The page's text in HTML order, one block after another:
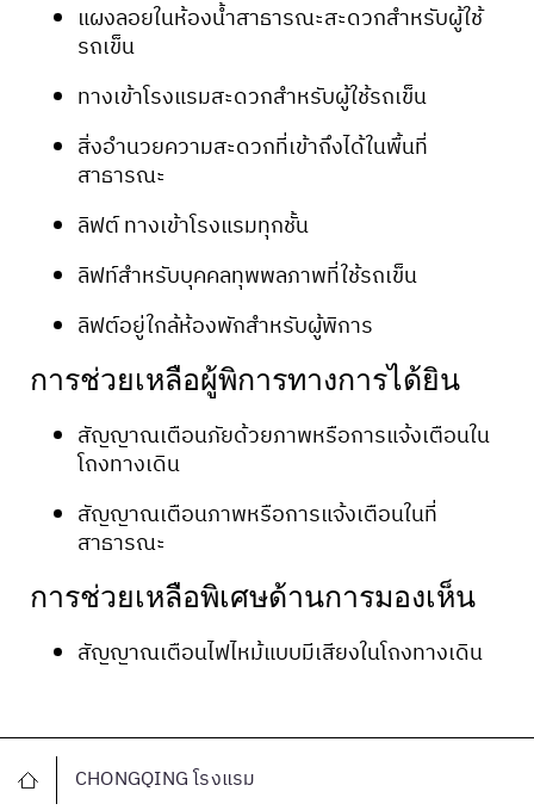
แผงลอยในห้องน้ำสาธารณะสะดวกสำหรับผู้ใช้
รถเข็น
ทางเข้าโรงแรมสะดวกสำหรับผู้ใช้รถเข็น
สิ่งอำนวยความสะดวกที่เข้าถึงได้ในพื้นที่
สาธารณะ
ลิฟต์ ทางเข้าโรงแรมทุกชั้น
ลิฟท์สำหรับบุคคลทุพพลภาพที่ใช้รถเข็น
ลิฟต์อยู่ใกล้ห้องพักสำหรับผู้พิการ
การช่วยเหลือผู้พิการทางการได้ยิน​
สัญญาณเตือนภัยด้วยภาพหรือการแจ้งเตือนใน
โถงทางเดิน
สัญญาณเตือนภาพหรือการแจ้งเตือนในที่
สาธารณะ
การช่วยเหลือพิเศษด้านการมองเห็น​
สัญญาณเตือนไฟไหม้แบบมีเสียงในโถงทางเดิน
CHONGQING โรงแรม